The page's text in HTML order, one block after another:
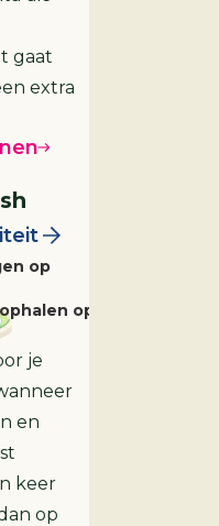
gaat
extra
op
op
je
en
keer
op